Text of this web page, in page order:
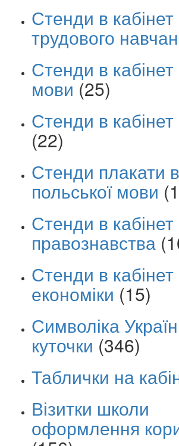
Стенди в кабінет
трудового
Стенди в кабінет
мови (25)
Стенди в кабінет
(22)
Стенди плакати
польської мови
Стенди в кабінет
правознавства
Стенди в кабінет
економіки (15)
Символіка
куточки (346)
Таблички на
Візитки школи
оформлення